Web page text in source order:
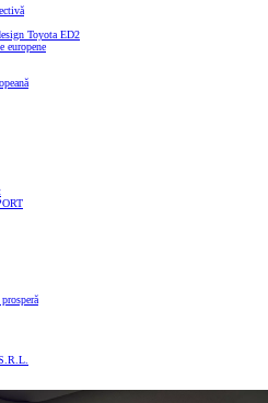
Toyota ED2
europene